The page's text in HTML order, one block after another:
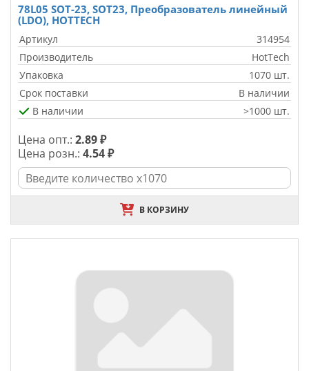
78L05 SOT-23, SOT23, Преобразователь линейный
(LDO), HOTTECH
Артикул
314954
Производитель
HotTech
Упаковка
1070 шт.
Срок поставки
В наличии
В наличии
>1000 шт.
Цена опт.: 2.89 ₽
Цена розн.: 4.54 ₽
В КОРЗИНУ